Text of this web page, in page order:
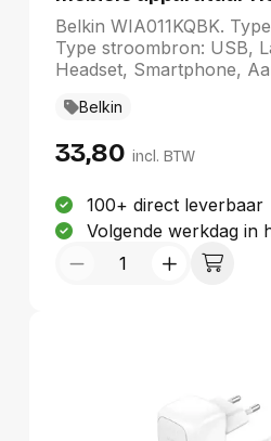
Smartphone Zwart
opladen Snel opladen
Belkin WIA011KQBK.
Type stroombron: USB,
Headset, Smartphone,
Stroomspanning
Snoerlengte: 2 m, Kleur
Belkin
33,80 incl. BTW
100+ direct leverbaar
Volgende werkdag in